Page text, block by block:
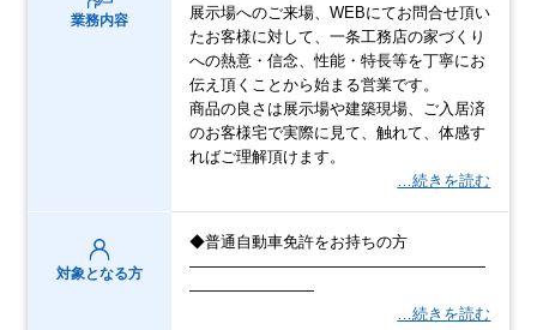
業務内容
展示場へのご来場、WEBにてお問合せ頂い
たお客様に対して、一条工務店の家づくり
への熱意・信念、性能・特長等を丁寧にお
伝え頂くことから始まる営業です。
商品の良さは展示場や建築現場、ご入居済
のお客様宅で実際に見て、触れて、体感す
ればご理解頂けます。
…続きを読む
対象となる方
◆普通自動車免許をお持ちの方
―――――――――――――――――――
――――――――
…続きを読む